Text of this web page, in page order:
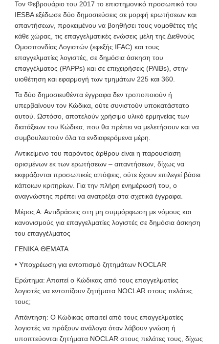
Τον Φεβρουάριο του 2017 το επιστημονικό προσωπικό του
IESBA εξέδωσε δύο δημοσιεύσεις σε μορφή ερωτήσεων και
απαντήσεων, προκειμένου να βοηθήσει τους νομοθέτες τής
κάθε χώρας, τις επαγγελματικές ενώσεις μέλη της Διεθνούς
Ομοσπονδίας Λογιστών (εφεξής IFAC) και τους
επαγγελματίες λογιστές, σε δημόσια άσκηση του
επαγγέλματος (PAPPs) και σε επιχειρήσεις (PAIBs), στην
υιοθέτηση και εφαρμογή των τμημάτων 225 και 360.
Τα δύο δημοσιευθέντα έγγραφα δεν τροποποιούν ή
υπερβαίνουν τον Κώδικα, ούτε συνιστούν υποκατάστατο
αυτού. Ωστόσο, αποτελούν χρήσιμο υλικό ερμηνείας των
διατάξεων του Κώδικα, που θα πρέπει να μελετήσουν και να
συμβουλευτούν όλα τα ενδιαφερόμενα μέρη.
Αντικείμενο του παρόντος άρθρου είναι η παρουσίαση
ορισμένων εκ των ερωτήσεων – απαντήσεων, δίχως να
εκφράζονται προσωπικές απόψεις, ούτε έχουν επιλεγεί βάσει
κάποιων κριτηρίων. Για την πλήρη ενημέρωσή του, ο
αναγνώστης πρέπει να ανατρέξει στα σχετικά έγγραφα.
Μέρος Α: Αντιδράσεις στη μη συμμόρφωση με νόμους και
κανονισμούς για επαγγελματίες λογιστές σε δημόσια άσκηση
του επαγγέλματος
ΓΕΝΙΚΑ ΘΕΜΑΤΑ
• Υποχρέωση για εντοπισμό ζητημάτων NOCLAR
Ερώτημα: Απαιτεί ο Κώδικας από τους επαγγελματίες
λογιστές να εντοπίζουν ζητήματα NOCLAR στους πελάτες
τους;
Απάντηση: Ο Κώδικας απαιτεί από τους επαγγελματίες
λογιστές να πράξουν ανάλογα όταν λάβουν γνώση ή
υποπτεύονται ζητήματα NOCLAR στους πελάτες τους, δίχως